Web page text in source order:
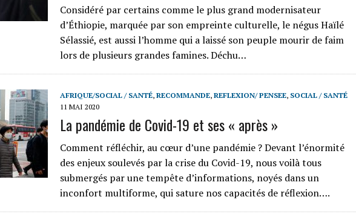
Considéré par certains comme le plus grand modernisateur
d’Éthiopie, marquée par son empreinte culturelle, le négus Haïlé
Sélassié, est aussi l’homme qui a laissé son peuple mourir de faim
lors de plusieurs grandes famines. Déchu…
AFRIQUE/SOCIAL / SANTÉ, RECOMMANDE, REFLEXION/ PENSEE, SOCIAL / SANTÉ
11 MAI 2020
La pandémie de Covid-19 et ses « après »
Comment réfléchir, au cœur d’une pandémie ? Devant l’énormité
des enjeux soulevés par la crise du Covid-19, nous voilà tous
submergés par une tempête d’informations, noyés dans un
inconfort multiforme, qui sature nos capacités de réflexion….